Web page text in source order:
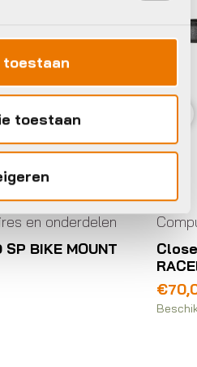
toestaan
en onderdelen
BIKE MOUNT
€